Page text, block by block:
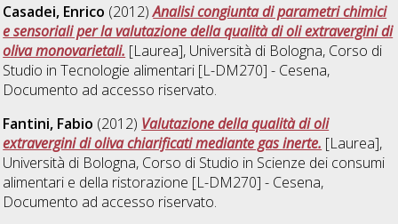
Casadei, Enrico (2012)Analisi congiunta di parametri chimici
e sensoriali per la valutazione della qualità di oli extravergini di
oliva monovarietali. [Laurea], Università di Bologna, Corso di
Studio inTecnologie alimentari [L-DM270] - Cesena,
Documento ad accesso riservato.
Fantini, Fabio (2012) Valutazione della qualità di oli
extravergini di oliva chiarificati mediante gas inerte. [Laurea],
Università di Bologna, Corso di Studio in Scienze dei consumi
alimentari e della ristorazione [L-DM270] - Cesena,
Documento ad accesso riservato.